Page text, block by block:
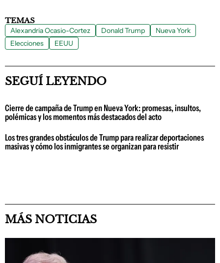
TEMAS
Alexandria Ocasio-Cortez Donald Trump
Nueva York
Elecciones
EEUU
SEGUÍ LEYENDO
Cierre de campaña de Trump en Nueva York: promesas, insultos,
polémicas y los momentos más destacados del acto
Los tres grandes obstáculos de Trump para realizar deportaciones
masivas y cómo los inmigrantes se organizan para resistir
MÁS NOTICIAS